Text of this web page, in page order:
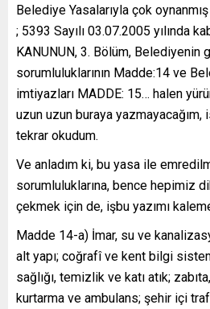
Belediye Yasalarıyla çok
; 5393 Sayılı 03.07.2005 yılında
KANUNUN, 3. Bölüm, Belediyenin
sorumluluklarının Madde:14 ve
imtiyazları MADDE: 15… halen
uzun uzun buraya yazmayacağım,
tekrar okudum.
Ve anladım ki, bu yasa ile
sorumluluklarına, bence hepimiz
çekmek için de, işbu yazımı
Madde 14-a) İmar, su ve
alt yapı; coğrafî ve kent bilgi
sağlığı, temizlik ve katı atık;
kurtarma ve ambulans; şehir içi